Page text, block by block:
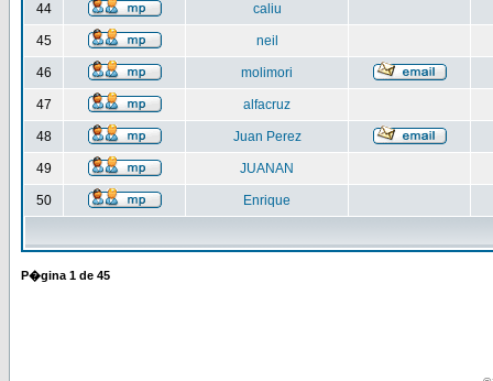
44 caliu
45 neil
46 molimori
47 alfacruz
48 Juan Perez
49 JUANAN
50 Enrique
P�gina 1 de 45